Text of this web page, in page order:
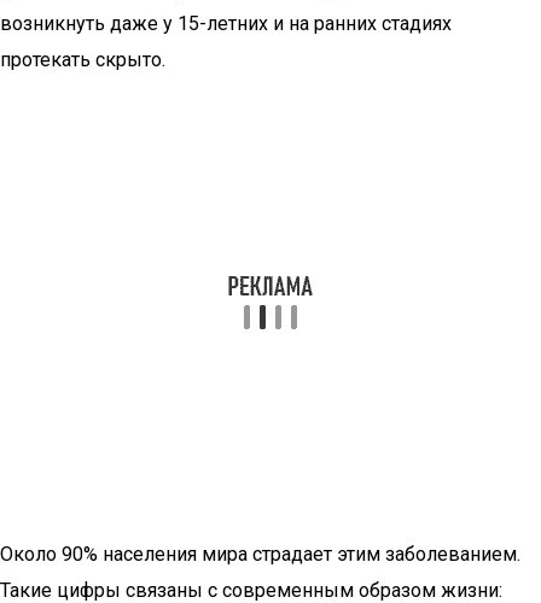
возникнуть даже у 15-летних и на ранних стадиях
протекать скрыто.
Около 90% населения мира страдает этим заболеванием.
Такие цифры связаны с современным образом жизни: